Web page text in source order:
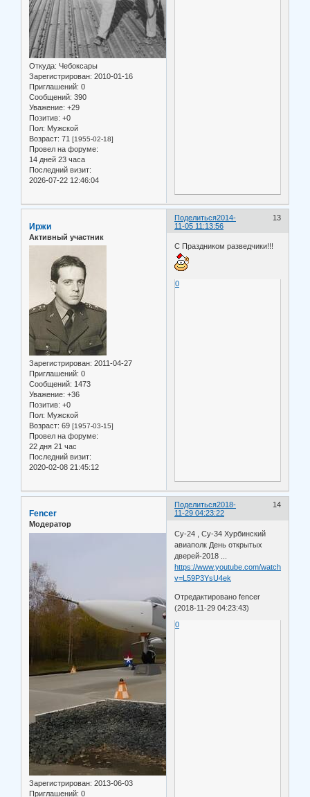
Откуда: Чебоксары
Зарегистрирован: 2010-01-16
Приглашений: 0
Сообщений: 390
Уважение: +29
Позитив: +0
Пол: Мужской
Возраст: 71 [1955-02-18]
Провел на форуме:
14 дней 23 часа
Последний визит:
2026-07-22 12:46:04
Поделиться 13
2014-
11-05 11:13:56
Иржи
Активный участник
Зарегистрирован: 2011-04-27
Приглашений: 0
Сообщений: 1473
Уважение: +36
Позитив: +0
Пол: Мужской
Возраст: 69 [1957-03-15]
Провел на форуме:
22 дня 21 час
Последний визит:
2020-02-08 21:45:12
С Праздником разведчики!!!
0
Поделиться 14
2018-
11-29 04:23:22
Fencer
Модератор
Зарегистрирован: 2013-06-03
Приглашений: 0
Су-24 , Су-34 Хурбинский
авиаполк День открытых
дверей-2018 ...
https://www.youtube.com/watch?
v=L59P3YsU4ek
Отредактировано fencer
(2018-11-29 04:23:43)
0